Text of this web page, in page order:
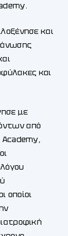
και
και
με
από
Academy,
οποίοι